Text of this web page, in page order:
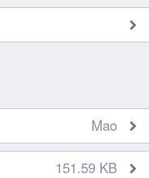
Mao
151.59 KB